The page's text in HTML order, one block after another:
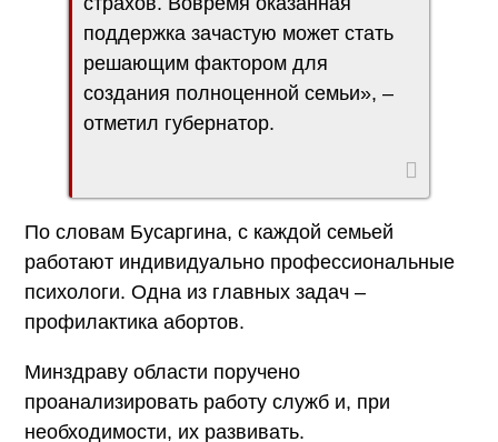
поддержка зачастую может стать
решающим фактором для
создания полноценной семьи», –
отметил губернатор.
По словам Бусаргина, с каждой семьей
работают индивидуально профессиональные
психологи. Одна из главных задач –
профилактика абортов.
Минздраву области поручено
проанализировать работу служб и, при
необходимости, их развивать.